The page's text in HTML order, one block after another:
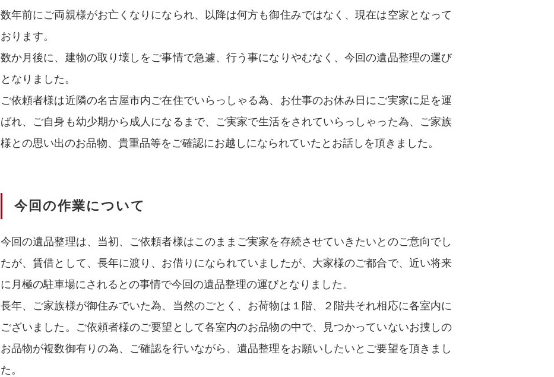
数年前にご両親様がお亡くなりになられ、以降は何方も御住みではなく、現在は空家となって
おります。
数か月後に、建物の取り壊しをご事情で急遽、行う事になりやむなく、今回の遺品整理の運び
となりました。
ご依頼者様は近隣の名古屋市内ご在住でいらっしゃる為、お仕事のお休み日にご実家に足を運
ばれ、ご自身も幼少期から成人になるまで、ご実家で生活をされていらっしゃった為、ご家族
様との思い出のお品物、貴重品等をご確認にお越しになられていたとお話しを頂きました。
今回の作業について
今回の遺品整理は、当初、ご依頼者様はこのままご実家を存続させていきたいとのご意向でし
たが、賃借として、長年に渡り、お借りになられていましたが、大家様のご都合で、近い将来
に月極の駐車場にされるとの事情で今回の遺品整理の運びとなりました。
長年、ご家族様が御住みでいた為、当然のごとく、お荷物は１階、２階共それ相応に各室内に
ございました。ご依頼者様のご要望として各室内のお品物の中で、見つかっていないお捜しの
お品物が複数御有りの為、ご確認を行いながら、遺品整理をお願いしたいとご要望を頂きまし
た。